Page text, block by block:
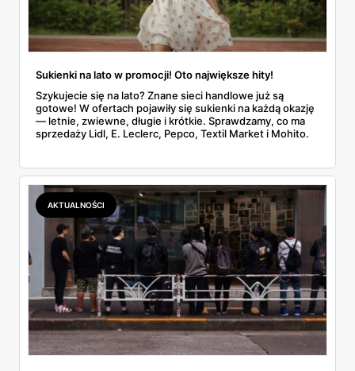
Sukienki na lato w promocji! Oto największe hity!
Szykujecie się na lato? Znane sieci handlowe już są
gotowe! W ofertach pojawiły się sukienki na każdą okazję
— letnie, zwiewne, długie i krótkie. Sprawdzamy, co ma
sprzedaży Lidl, E. Leclerc, Pepco, Textil Market i Mohito.
AKTUALNOŚCI